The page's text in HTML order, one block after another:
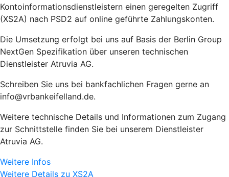
Kontoinformationsdienstleistern einen geregelten Zugriff
(XS2A) nach PSD2 auf online geführte Zahlungskonten.
Die Umsetzung erfolgt bei uns auf Basis der Berlin Group
NextGen Spezifikation über unseren technischen
Dienstleister Atruvia AG.
Schreiben Sie uns bei bankfachlichen Fragen gerne an
info@vrbankeifelland.de.
Weitere technische Details und Informationen zum Zugang
zur Schnittstelle finden Sie bei unserem Dienstleister
Atruvia AG.
Weitere Infos
Weitere Details zu XS2A